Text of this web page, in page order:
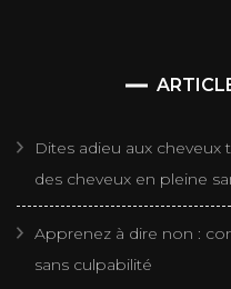
Dites adieu aux
des cheveux en pleine
Apprenez à dire non :
sans culpabilité